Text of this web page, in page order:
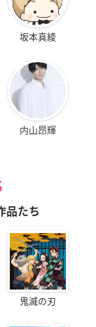
坂本真綾
内山昂輝
品たち
鬼滅の刃